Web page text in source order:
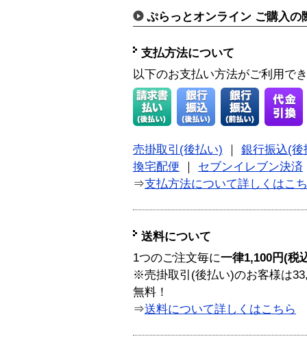
ぷらっとオンライン ご購入の
支払方法について
以下のお支払い方法がご利用で
売掛取引(後払い) ｜ 銀行振込(後
換宅配便 ｜ セブンイレブン決済
⇒支払方法について詳しくはこ
送料について
1つのご注文毎に一律1,100円(税
※売掛取引(後払い)のお客様は
無料！
⇒送料について詳しくはこちら